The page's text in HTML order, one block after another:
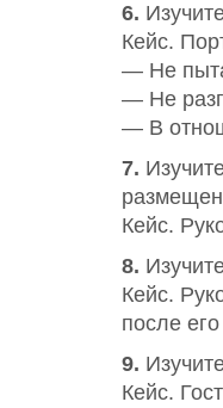
6.
Кейс.
— Не
— Не
— В
7.
Кейс.
8.
Кейс.
после
9.
Кейс.